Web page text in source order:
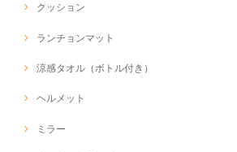
クッション
ランチョンマット
涼感タオル（ボトル付き）
ヘルメット
ミラー